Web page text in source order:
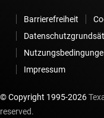
Barrierefreiheit
Impressum
© Copyright 1995-2026
reserved.